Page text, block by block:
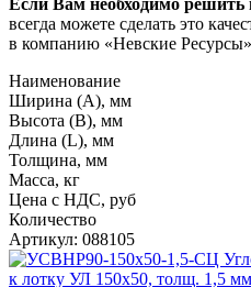
всегда можете сделать это
в компанию «Невские
Наименование
Ширина (А), мм
Высота (В), мм
Длина (L), мм
Толщина, мм
Масса, кг
Цена с НДС, руб
Количество
Артикул: 088105